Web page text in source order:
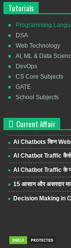
Tutorials
Programming
DSA
Web Technology
AI, ML & Data
DevOps
CS Core Subjects
GATE
School Subjects
Current Affair
AI Chatbots किन
AI Chatbot Traffic
AI Chatbot Traffic के
15 आसान और असरदार
Decision Making in